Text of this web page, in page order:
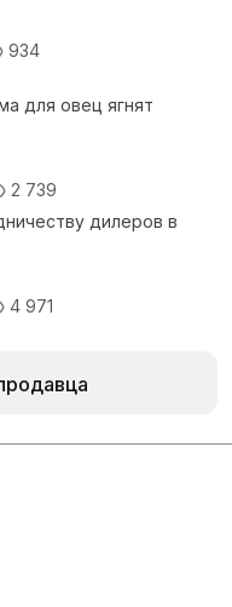
934
для овец ягнят
2 739
дилеров в
4 971